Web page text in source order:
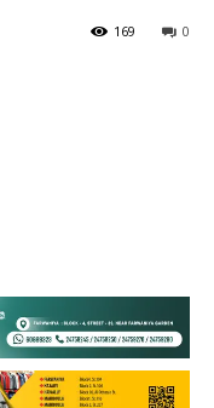
0
169